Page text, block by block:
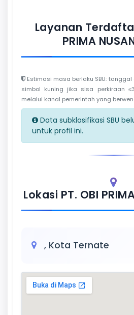
Layanan
PRIMA
Estimasi masa berlaku SBU:
simbol kuning jika sisa perkiraan
melalui kanal pemerintah yang
Data subklasifikasi SBU
untuk profil ini.
Lokasi PT. OBI
, Kota Ternate